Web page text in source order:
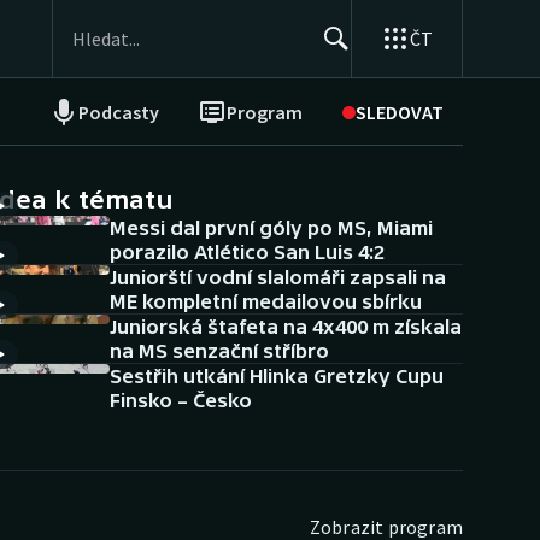
ČT
Podcasty Program SLEDOVAT
NEPŘEHLÉDNĚTE
Historické návraty
Aplikace ČT sport
AZ kvíz
k tématu
Messi dal první góly po MS, Miami
porazilo Atlético San Luis 4:2
Juniorští vodní slalomáři zapsali na
ME kompletní medailovou sbírku
Juniorská štafeta na 4x400 m získala
na MS senzační stříbro
Sestřih utkání Hlinka Gretzky Cupu
Finsko – Česko
Zobrazit program